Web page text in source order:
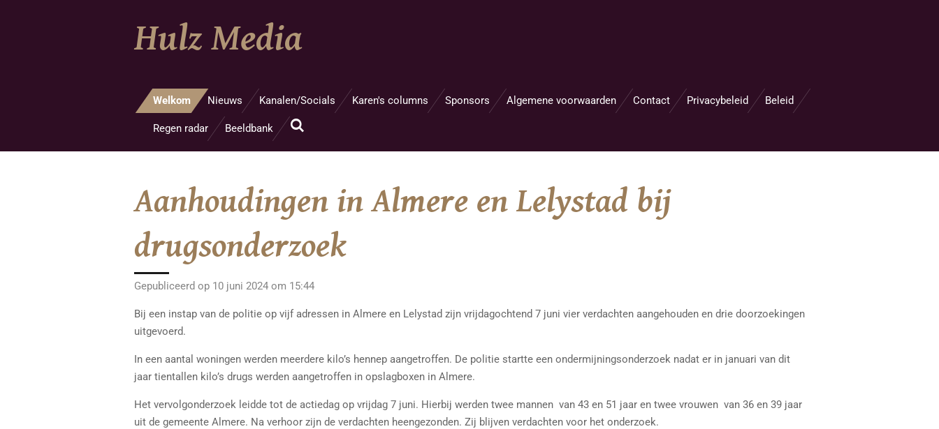
Hulz Media
Welkom Nieuws Kanalen/Socials Karen's columns Sponsors Algemene voorwaarden Contact Privacybeleid Beleid
Regen radar Beeldbank
Aanhoudingen in Almere en Lelystad bij
drugsonderzoek
Gepubliceerd op 10 juni 2024 om 15:44
Bij een instap van de politie op vijf adressen in Almere en Lelystad zijn vrijdagochtend 7 juni vier verdachten aangehouden en drie doorzoekingen
uitgevoerd.
In een aantal woningen werden meerdere kilo’s hennep aangetroffen. De politie startte een ondermijningsonderzoek nadat er in januari van dit
jaar tientallen kilo’s drugs werden aangetroffen in opslagboxen in Almere.
Het vervolgonderzoek leidde tot de actiedag op vrijdag 7 juni. Hierbij werden twee mannen van 43 en 51 jaar en twee vrouwen van 36 en 39 jaar
uit de gemeente Almere. Na verhoor zijn de verdachten heengezonden. Zij blijven verdachten voor het onderzoek.